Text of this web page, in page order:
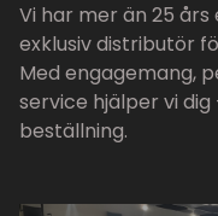
Vi har mer än 25
exklusiv distributör
Med engagemang,
service hjälper vi
beställning.